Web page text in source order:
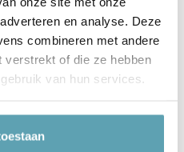
en analyse. Deze
combineren met andere
verstrekt of die ze hebben
van hun services.